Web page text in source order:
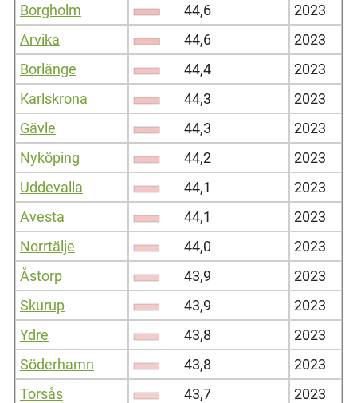
Borgholm
44,6
2023
Arvika
44,6
2023
Borlänge
44,4
2023
Karlskrona
44,3
2023
Gävle
44,3
2023
Nyköping
44,2
2023
Uddevalla
44,1
2023
Avesta
44,1
2023
Norrtälje
44,0
2023
Åstorp
43,9
2023
Skurup
43,9
2023
Ydre
43,8
2023
Söderhamn
43,8
2023
Torsås
43,7
2023